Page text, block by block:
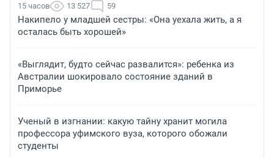
15 часов 13 527 59
Накипело у младшей сестры: «Она уехала жить, а я
осталась быть хорошей»
«Выглядит, будто сейчас развалится»: ребенка из
Австралии шокировало состояние зданий в
Приморье
Ученый в изгнании: какую тайну хранит могила
профессора уфимского вуза, которого обожали
студенты